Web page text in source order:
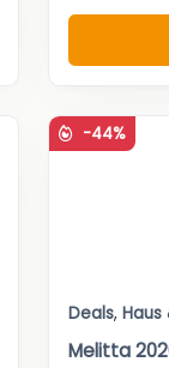
-44%
Deals, Haus
Melitta